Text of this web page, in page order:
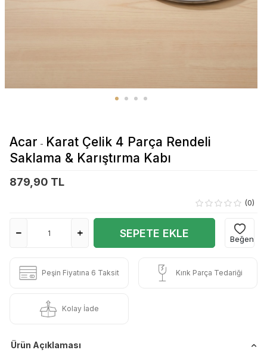
Acar - Karat Çelik 4 Parça Rendeli
Saklama & Karıştırma Kabı
879,90 TL
(0)
SEPETE EKLE Beğen
Peşin Fiyatına 6 Taksit Kırık Parça Tedariği
Kolay İade
Ürün Açıklaması